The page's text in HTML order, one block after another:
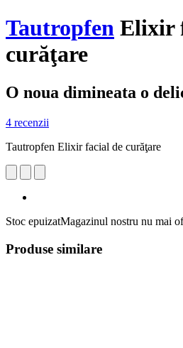
Tautropfen Elixir
curăţare
O noua dimineata o
4 recenzii
Tautropfen Elixir facial de curăţare
Stoc epuizatMagazinul nostru nu mai
Produse similare